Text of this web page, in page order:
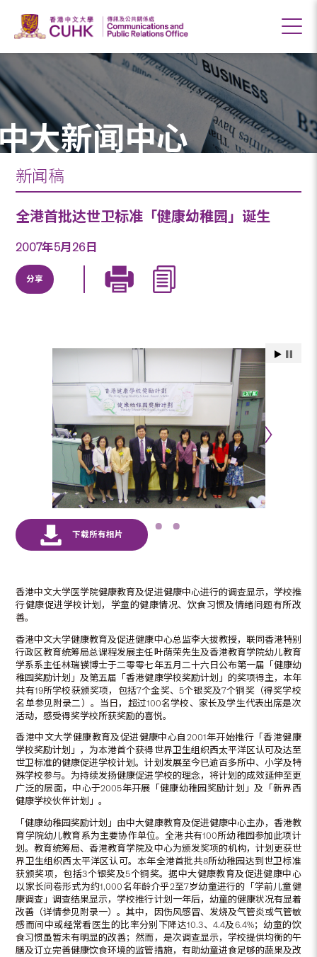
大新闻中心
新闻稿
全港首批达世卫标准「健康幼稚园」诞生
2007年5月26日
分享
香港中文大学医学院健康教育及促进健康中心进行的调查显示，学校推
行健康促进学校计划，学童的健康情况、饮食习惯及情绪问题有所改
善。
香港中文大学健康教育及促进健康中心总监李大拔教授，联同香港特别
行政区教育统筹局总课程发展主任叶荫荣先生及香港教育学院幼儿教育
学系系主任林瑞锳博士于二零零七年五月二十六日公布第一届「健康幼
稚园奖励计划」及第五届「香港健康学校奖励计划」的奖项得主，本年
共有19所学校获颁奖项，包括7个金奖、5个银奖及7个铜奖（得奖学校
名单参见附录二）。当日，超过100名学校、家长及学生代表出席是次
活动，感受得奖学校所获奖励的喜悦。
香港中文大学健康教育及促进健康中心自2001年开始推行「香港健康
学校奖励计划」，为本港首个获得世界卫生组织西太平洋区认可及达至
世卫标准的健康促进学校计划。计划发展至今已逾百多所中、小学及特
殊学校参与。为持续发扬健康促进学校的理念，将计划的成效延伸至更
广泛的层面，中心于2005年开展「健康幼稚园奖励计划」及「新界西
健康学校伙伴计划」。
「健康幼稚园奖励计划」由中大健康教育及促进健康中心主办，香港教
育学院幼儿教育系为主要协作单位。全港共有100所幼稚园参加此项计
划。教育统筹局、香港教育学院及中心为颁发奖项的机构，计划更获世
界卫生组织西太平洋区认可。本年全港首批共8所幼稚园达到世卫标准
获颁奖项，包括3个银奖及5个铜奖。据中大健康教育及促进健康中心
以家长问卷形式为约1,000名年龄介乎2至7岁幼童进行的「学前儿童健
康调查」调查结果显示，学校推行计划一年后，幼童的健康状况有显着
改善（详情参见附录一）。其中，因伤风感冒、发烧及气管炎或气管敏
感而间中或经常看医生的比率分别下降达10.3、4.4及6.4%；幼童的饮
食习惯虽暂未有明显的改善；然而，是次调查显示，学校提供均衡的午
膳及订立完善健康饮食环境的监管措施，有助幼童进食足够的蔬果及改